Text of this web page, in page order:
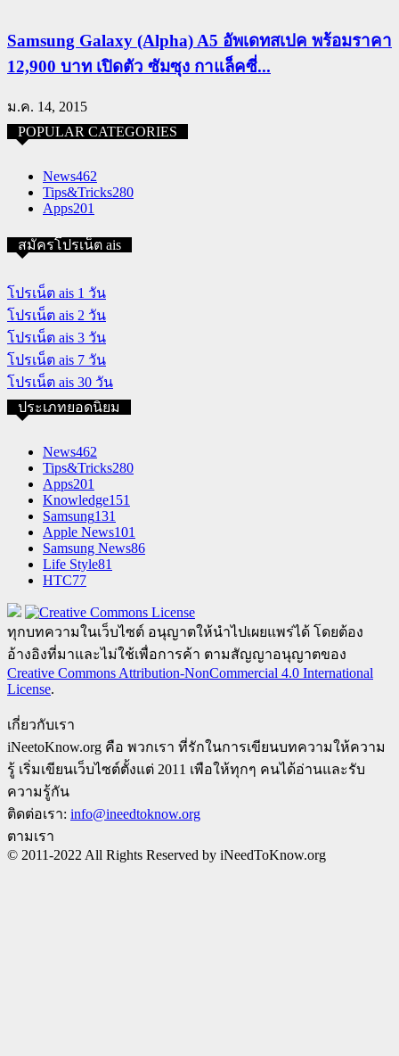
Samsung Galaxy (Alpha) A5 อัพเดทสเปค พร้อมราคา
12,900 บาท เปิดตัว ซัมซุง กาแล็คซี่...
ม.ค. 14, 2015
POPULAR CATEGORIES
News462
Tips&Tricks280
Apps201
สมัครโปรเน็ต ais
โปรเน็ต ais 1 วัน
โปรเน็ต ais 2 วัน
โปรเน็ต ais 3 วัน
โปรเน็ต ais 7 วัน
โปรเน็ต ais 30 วัน
ประเภทยอดนิยม
News462
Tips&Tricks280
Apps201
Knowledge151
Samsung131
Apple News101
Samsung News86
Life Style81
HTC77
ทุกบทความในเว็บไซต์ อนุญาตให้นำไปเผยแพร่ได้ โดยต้อง
อ้างอิงที่มาและไม่ใช้เพื่อการค้า ตามสัญญาอนุญาตของ
Creative Commons Attribution-NonCommercial 4.0 International
License.
เกี่ยวกับเรา
iNeetoKnow.org คือ พวกเรา ที่รักในการเขียนบทความให้ความ
รู้ เริ่มเขียนเว็บไซต์ตั้งแต่ 2011 เพือให้ทุกๆ คนได้อ่านและรับ
ความรู้กัน
ติดต่อเรา: info@ineedtoknow.org
ตามเรา
© 2011-2022 All Rights Reserved by iNeedToKnow.org